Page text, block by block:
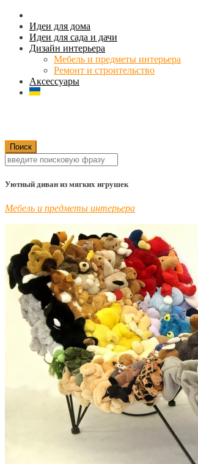
Идеи для дома
Идеи для сада и дачи
Дизайн интерьера
Мебель и предметы интерьера
Ремонт и строительство
Аксессуары
Уютный диван из мягких игрушек
Мебель и предметы интерьера